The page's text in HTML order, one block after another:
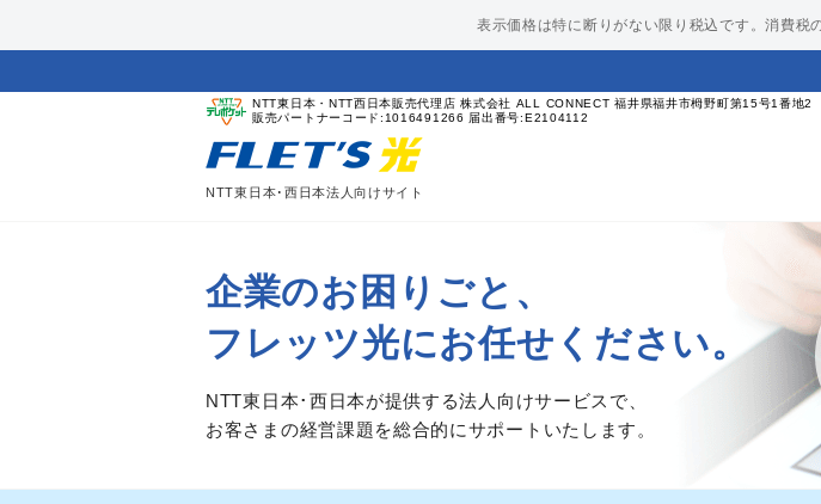
表示価格は特に断りがない限り税込です。消費税
NTT東日本・NTT西日本販売代理店 株式会社 ALL CONNECT 福井県福井市栂野町第15号1番地2
販売パートナーコード:1016491266 届出番号:E2104112
NTT東日本･西日本法人向けサイト
企業のお困りごと、
フレッツ光にお任せください。
NTT東日本･西日本が提供する法人向けサービスで、
お客さまの経営課題を総合的にサポートいたします。